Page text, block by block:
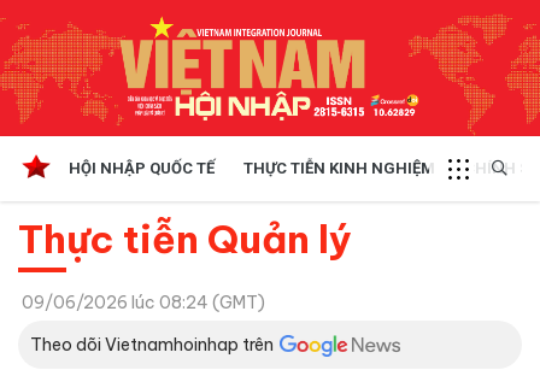
HỘI NHẬP QUỐC TẾ THỰC TIỄN KINH NGHIỆM CHÍNH
Thực tiễn Quản lý
09/06/2026 lúc 08:24 (GMT)
Theo dõi Vietnamhoinhap trên